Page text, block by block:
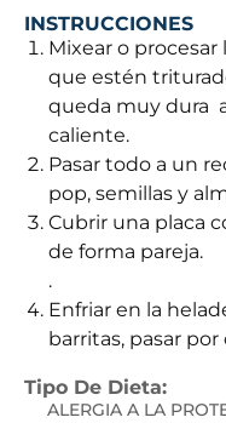
INSTRUCCIONES
Mixear o procesar
que estén
queda muy dura
caliente.
Pasar todo a un
pop, semillas y
Cubrir una placa
de forma pareja.
.
Enfriar en la
barritas, pasar por
Tipo De Dieta:
ALERGIA A LA